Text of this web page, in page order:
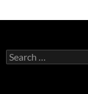
Search
for: